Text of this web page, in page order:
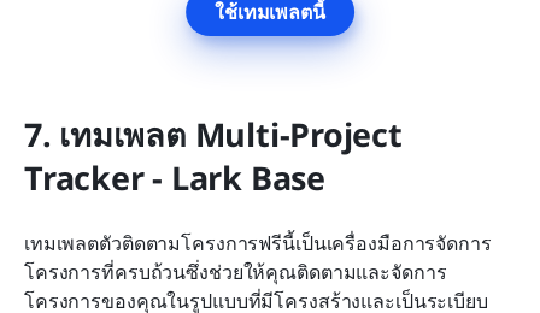
ใช้เทมเพลตนี้
7. เทมเพลต Multi-Project
Tracker - Lark Base
เทมเพลตตัวติดตามโครงการฟรีนี้เป็นเครื่องมือการจัดการ
โครงการที่ครบถ้วนซึ่งช่วยให้คุณติดตามและจัดการ
โครงการของคุณในรูปแบบที่มีโครงสร้างและเป็นระเบียบ